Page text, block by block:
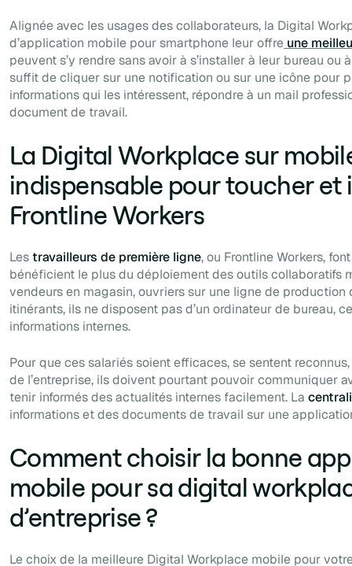
Alignée avec les usages des collaborateurs, la Digital
d’application mobile pour smartphone leur offre une
peuvent s’y rendre sans avoir à s’installer à leur bureau ou
suffit de cliquer sur une notification ou sur une icône pour
informations qui les intéressent, répondre à un mail
document de travail.
La Digital Workplace sur
indispensable pour toucher et
Frontline Workers
Lestravailleurs de première ligne, ou Frontline Workers,
bénéficient le plus du déploiement des outils collaboratifs
vendeurs en magasin, ouvriers sur une ligne de production
itinérants, ils ne disposent pas d’un ordinateur de bureau,
informations internes.
Pour que ces salariés soient efficaces, se sentent
de l’entreprise, ils doivent pourtant pouvoir communiquer
tenir informés des actualités internes facilement. La
informations et des documents de travail sur une
Comment choisir la bonne
mobile pour sa digital
d’entreprise ?
Le choix de la meilleure Digital Workplace mobile pour